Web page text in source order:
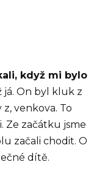
když mi bylo
já. On byl kluk z
venkova. To
Ze začátku jsme
začali chodit. O
dítě.